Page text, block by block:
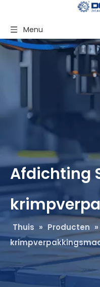
Menu
Afdichting
Thuis » Producten »